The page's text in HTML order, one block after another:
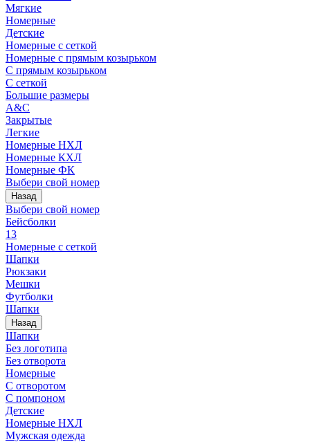
Мягкие
Номерные
Детские
Номерные с сеткой
Номерные с прямым козырьком
С прямым козырьком
С сеткой
Большие размеры
A&C
Закрытые
Легкие
Номерные НХЛ
Номерные КХЛ
Номерные ФК
Выбери свой номер
Назад
Выбери свой номер
Бейсболки
13
Номерные с сеткой
Шапки
Рюкзаки
Мешки
Футболки
Шапки
Назад
Шапки
Без логотипа
Без отворота
Номерные
С отворотом
С помпоном
Детские
Номерные НХЛ
Мужская одежда